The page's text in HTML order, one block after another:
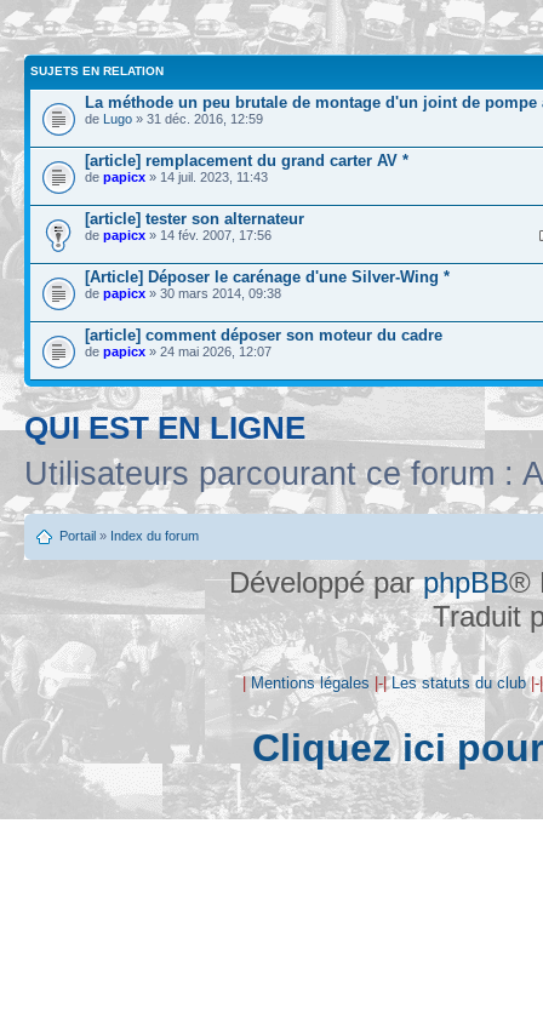
SUJETS EN RELATION
La méthode un peu brutale de montage d'un joint de pompe
de Lugo » 31 déc. 2016, 12:59
[article] remplacement du grand carter AV *
de papicx » 14 juil. 2023, 11:43
[article] tester son alternateur
de papicx » 14 fév. 2007, 17:56
[Article] Déposer le carénage d'une Silver-Wing *
de papicx » 30 mars 2014, 09:38
[article] comment déposer son moteur du cadre
de papicx » 24 mai 2026, 12:07
QUI EST EN LIGNE
Utilisateurs parcourant ce forum :
Portail » Index du forum
Développé parphpBB®
Traduit
| Mentions légales |-|Les statuts du club
Cliquez ici